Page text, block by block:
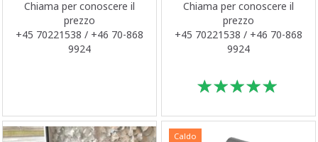
Chiama per conoscere il
prezzo
+45 70221538 / +46 70-868
9924
Chiama per conoscere il
prezzo
+45 70221538 / +46 70-868
9924
Caldo